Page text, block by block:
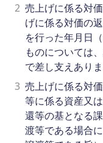
2 売上げに係る対
げに係る対価の
を行った年月日
ものについては
で差し支えありま
3 売上げに係る対
等に係る資産又
還等の基となる
渡等である場合